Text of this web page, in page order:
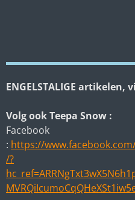
ENGELSTALIGE artikelen,
Volg ook Teepa Snow :
Facebook
: https://
/?